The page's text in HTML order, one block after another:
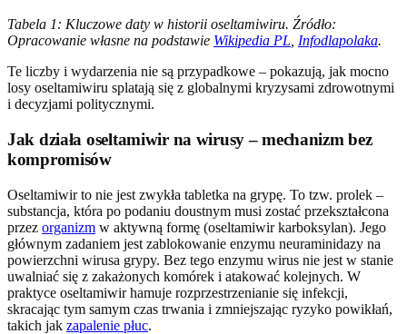
Tabela 1: Kluczowe daty w historii oseltamiwiru. Źródło:
Opracowanie własne na podstawie Wikipedia PL Infodlapolaka.
Te liczby i wydarzenia nie są przypadkowe – pokazują, jak mocno
losy oseltamiwiru splatają się z globalnymi kryzysami zdrowotnymi
i decyzjami politycznymi.
Jak działa oseltamiwir na wirusy – mechanizm bez
kompromisów
Oseltamiwir to nie jest zwykła tabletka na grypę. To tzw. prolek –
substancja, która po podaniu doustnym musi zostać przekształcona
przez organizm w aktywną formę (oseltamiwir karboksylan). Jego
głównym zadaniem jest zablokowanie enzymu neuraminidazy na
powierzchni wirusa grypy. Bez tego enzymu wirus nie jest w stanie
uwalniać się z zakażonych komórek i atakować kolejnych. W
praktyce oseltamiwir hamuje rozprzestrzenianie się infekcji,
skracając tym samym czas trwania i zmniejszając ryzyko powikłań,
takich jak zapalenie płuc.